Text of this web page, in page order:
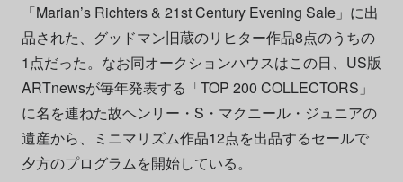
「Marian’s Richters & 21st Century Evening Sale」に出
品された、グッドマン旧蔵のリヒター作品8点のうちの
1点だった。なお同オークションハウスはこの日、US版
ARTnewsが毎年発表する「TOP 200 COLLECTORS」
に名を連ねた故ヘンリー・S・マクニール・ジュニアの
遺産から、ミニマリズム作品12点を出品するセールで
夕方のプログラムを開始している。